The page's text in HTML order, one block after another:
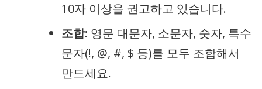
10자 이상을 권고하고 있습니다.
조합: 영문 대문자, 소문자, 숫자, 특수
문자(!, @, #, $ 등)를 모두 조합해서
만드세요.